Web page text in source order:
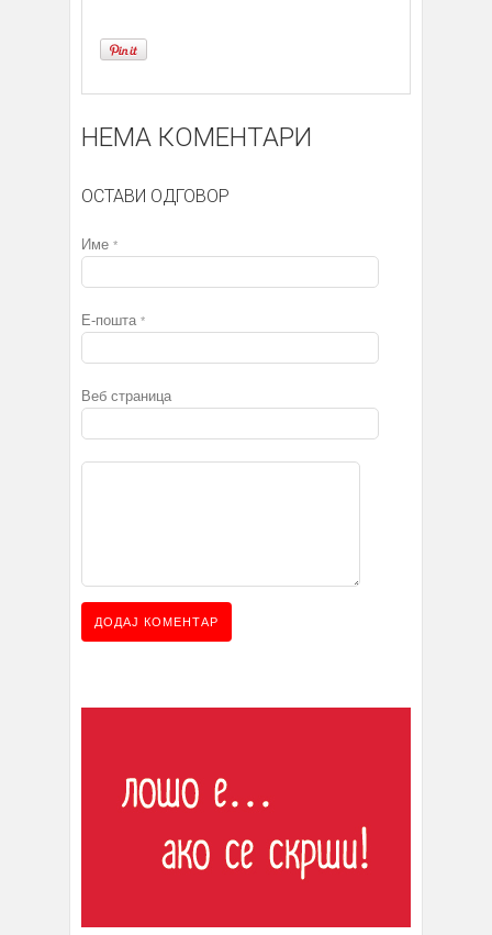
НЕМА КОМЕНТАРИ
ОСТАВИ ОДГОВОР
Име *
Е-пошта *
Веб страница